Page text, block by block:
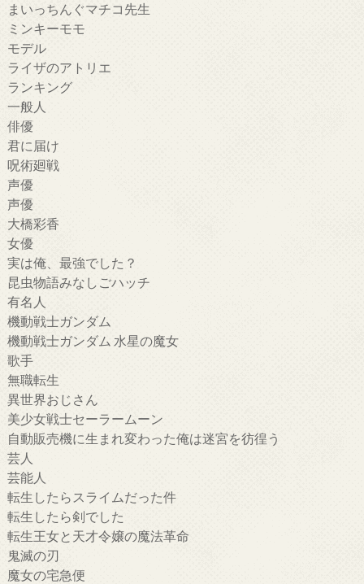
まいっちんぐマチコ先生
ミンキーモモ
モデル
ライザのアトリエ
ランキング
一般人
俳優
君に届け
呪術廻戦
声優
声優
大橋彩香
女優
実は俺、最強でした？
昆虫物語みなしごハッチ
有名人
機動戦士ガンダム
機動戦士ガンダム 水星の魔女
歌手
無職転生
異世界おじさん
美少女戦士セーラームーン
自動販売機に生まれ変わった俺は迷宮を彷徨う
芸人
芸能人
転生したらスライムだった件
転生したら剣でした
転生王女と天才令嬢の魔法革命
鬼滅の刃
魔女の宅急便